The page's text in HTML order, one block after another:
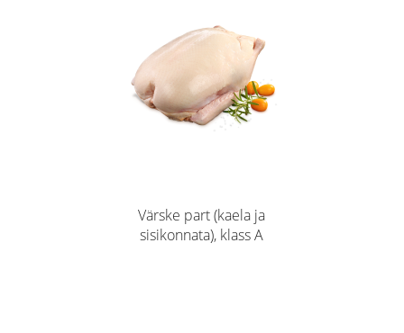
Värske part (kaela ja
sisikonnata), klass A